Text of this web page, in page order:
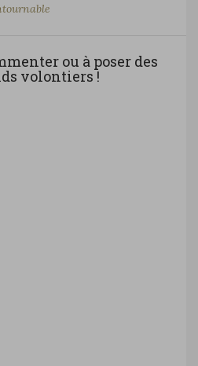
ou à poser des
volontiers !